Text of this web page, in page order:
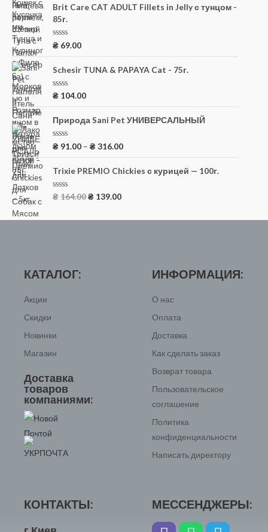
н
к
а
0
и
з
Brit Care CAT ADULT Fillets in Jelly с тунцом -
85г.
О
н
к
а
0
и
₴ 69.00
Schesir TUNA & PAPAYA Cat - 75г.
О
н
к
а
0
и
₴ 104.00
Природа Sani Pet УНИВЕРСАЛЬНЫЙ
О
н
к
а
0
и
₴ 91.00 –₴ 316.00
Trixie PREMIO Chickies с курицей — 100г.
О
н
₴ 164.00₴ 139.00
КАТАЛОГ:
Акции
Скидки
Новинки
Магазин
Доставка
товаров
компаниями:
ИНФОРМАЦИЯ:
О нас
Оплата
Доставка
Как сделать заказ
Возврат товара
Пользовательское
соглашение
Политика
конфиденциальности
Написать директору
КОНТАКТЫ: МЕССЕНДЖЕРЫ: